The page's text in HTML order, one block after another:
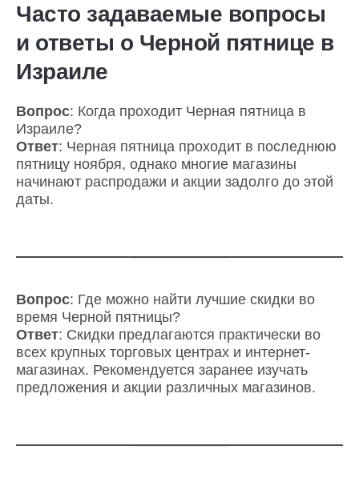
Часто задаваемые вопросы
и ответы о Черной пятнице в
Израиле
Вопрос: Когда проходит Черная пятница в
Израиле?
Ответ: Черная пятница проходит в последнюю
пятницу ноября, однако многие магазины
начинают распродажи и акции задолго до этой
даты.
Вопрос: Где можно найти лучшие скидки во
время Черной пятницы?
Ответ: Скидки предлагаются практически во
всех крупных торговых центрах и интернет-
магазинах. Рекомендуется заранее изучать
предложения и акции различных магазинов.